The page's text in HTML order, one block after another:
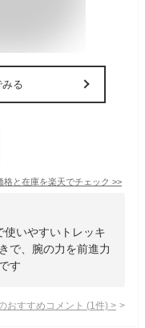
みる
格と在庫を楽天でチェック >>
使いやすいトレッキ
で、腕の力を前進力
す
おすすめコメント (1 件) >